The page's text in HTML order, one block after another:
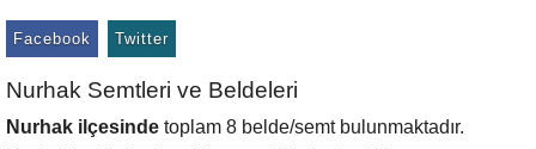
Facebook Twitter
Nurhak Semtleri ve Beldeleri
Nurhak ilçesinde toplam 8 belde/semt bulunmaktadır.